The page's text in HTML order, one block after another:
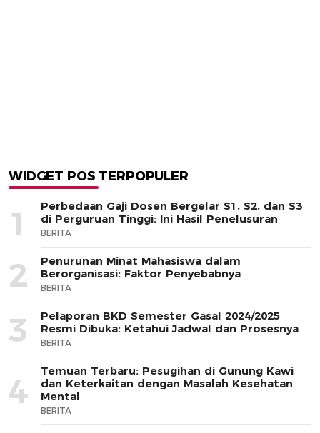
WIDGET POS TERPOPULER
1
Perbedaan Gaji Dosen Bergelar S1, S2, dan S3
di Perguruan Tinggi: Ini Hasil Penelusuran
BERITA
2
Penurunan Minat Mahasiswa dalam
Berorganisasi: Faktor Penyebabnya
BERITA
3
Pelaporan BKD Semester Gasal 2024/2025
Resmi Dibuka: Ketahui Jadwal dan Prosesnya
BERITA
4
Temuan Terbaru: Pesugihan di Gunung Kawi
dan Keterkaitan dengan Masalah Kesehatan
Mental
BERITA